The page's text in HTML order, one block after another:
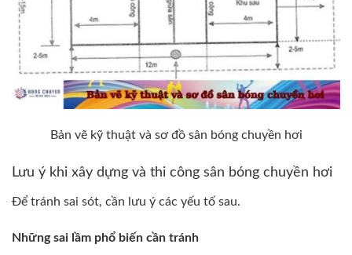
Bản vẽ kỹ thuật và sơ đồ sân bóng chuyền hơi
Lưu ý khi xây dựng và thi công sân bóng chuyền hơi
Để tránh sai sót, cần lưu ý các yếu tố sau.
Những sai lầm phổ biến cần tránh